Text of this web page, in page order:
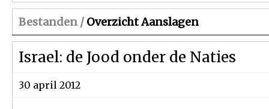
Bestanden / Overzicht Aanslagen
Israel: de Jood onder de Naties
30 april 2012